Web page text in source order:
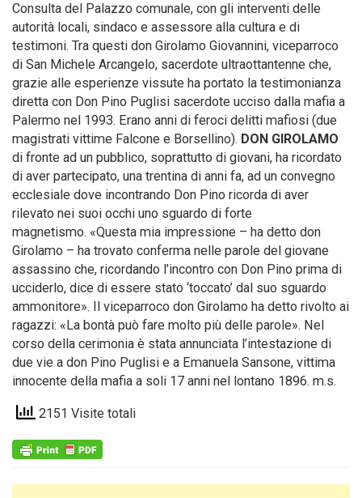
Consulta del Palazzo comunale, con gli interventi delle
autorità locali, sindaco e assessore alla cultura e di
testimoni. Tra questi don Girolamo Giovannini, viceparroco
di San Michele Arcangelo, sacerdote ultraottantenne che,
grazie alle esperienze vissute ha portato la testimonianza
diretta con Don Pino Puglisi sacerdote ucciso dalla mafia a
Palermo nel 1993. Erano anni di feroci delitti mafiosi (due
magistrati vittime Falcone e Borsellino). DON GIROLAMO
di fronte ad un pubblico, soprattutto di giovani, ha ricordato
di aver partecipato, una trentina di anni fa, ad un convegno
ecclesiale dove incontrando Don Pino ricorda di aver
rilevato nei suoi occhi uno sguardo di forte
magnetismo. «Questa mia impressione – ha detto don
Girolamo – ha trovato conferma nelle parole del giovane
assassino che, ricordando l’incontro con Don Pino prima di
ucciderlo, dice di essere stato ‘toccato’ dal suo sguardo
ammonitore». Il viceparroco don Girolamo ha detto rivolto ai
ragazzi: «La bontà può fare molto più delle parole». Nel
corso della cerimonia è stata annunciata l’intestazione di
due vie a don Pino Puglisi e a Emanuela Sansone, vittima
innocente della mafia a soli 17 anni nel lontano 1896. m.s.
2151 Visite totali